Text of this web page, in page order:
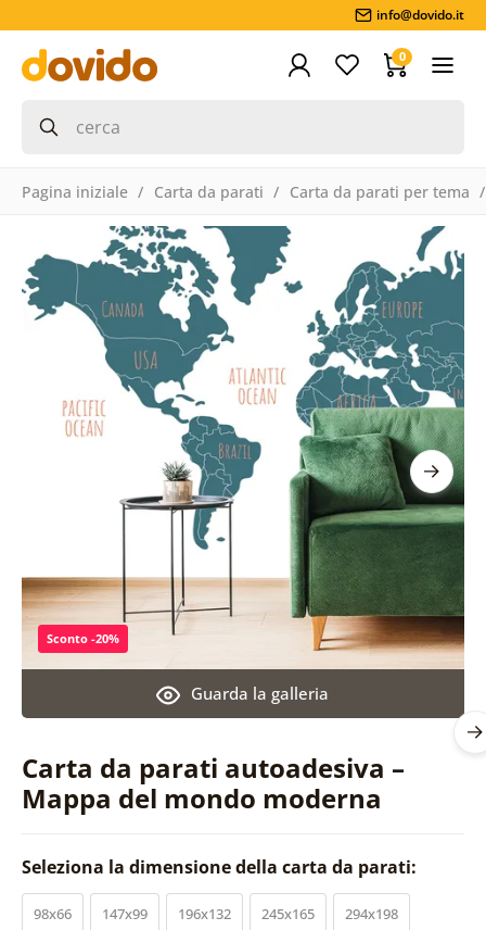
info@dovido.it
0
Pagina iniziale Carta da parati Carta da parati per tema
Carta da parati autoadesiva –
Mappa del mondo moderna
Guarda la galleria
Sconto -20%
Seleziona la dimensione della carta da parati:
98x66 147x99 196x132 245x165 294x198